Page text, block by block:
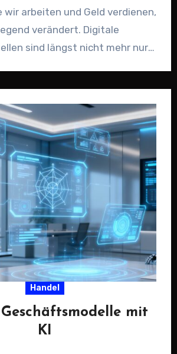
wir arbeiten und Geld verdienen,
verändert. Digitale
sind längst nicht mehr nur
Handel
mit
KI